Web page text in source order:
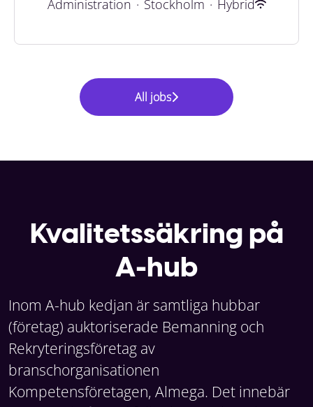
Administration · Stockholm · Hybrid
All jobs
Kvalitetssäkring på
A-hub
Inom A-hub kedjan är samtliga hubbar
(företag) auktoriserade Bemanning och
Rekryteringsföretag av
branschorganisationen
Kompetensföretagen, Almega. Det innebär